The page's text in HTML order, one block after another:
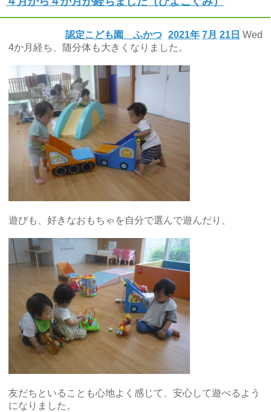
2021年 7月 21日 Wed
認定こども園 ふかつ
4か月経ち、随分体も大きくなりました。
遊びも、好きなおもちゃを自分で選んで遊んだり、
友だちといることも心地よく感じて、安心して遊べるよう
になりました。